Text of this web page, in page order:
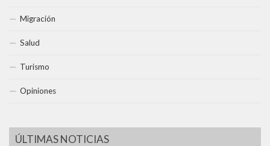
Migración
Salud
Turismo
Opiniones
ÚLTIMAS NOTICIAS